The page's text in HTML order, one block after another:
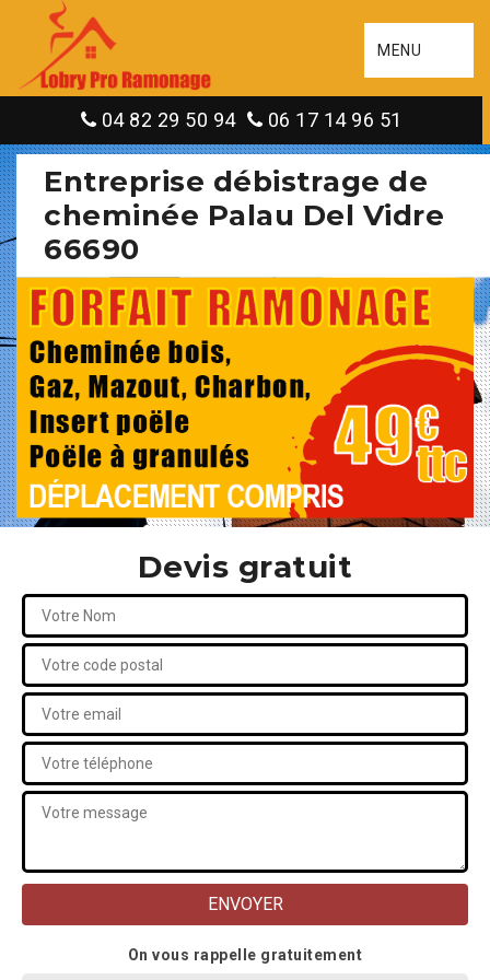
MENU
04 82 29 50 94 06 17 14 96 51
Entreprise débistrage de
cheminée Palau Del Vidre
66690
Devis gratuit
On vous rappelle gratuitement